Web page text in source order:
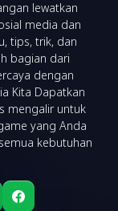
lewatkan
media dan
tips, trik, dan
bagian dari
dengan
Kita Dapatkan
mengalir untuk
yang Anda
kebutuhan